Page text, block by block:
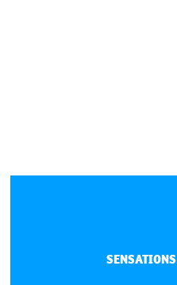
SENSATIONS